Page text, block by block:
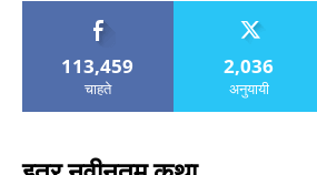
113,459
चाहते
2,036
अनुयायी